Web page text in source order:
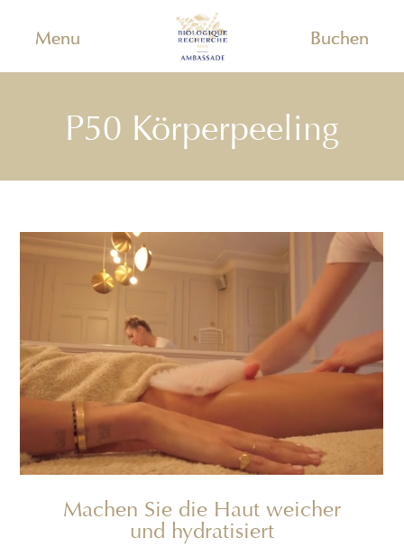
Menu Buchen
P50 Körperpeeling
Machen Sie die Haut weicher
und hydratisiert